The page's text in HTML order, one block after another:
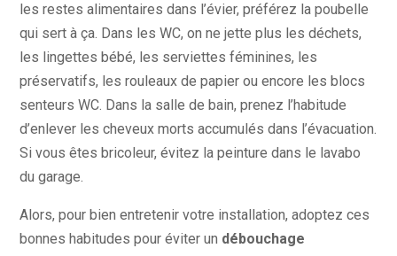
les restes alimentaires dans l’évier, préférez la poubelle
qui sert à ça. Dans les WC, on ne jette plus les déchets,
les lingettes bébé, les serviettes féminines, les
préservatifs, les rouleaux de papier ou encore les blocs
senteurs WC. Dans la salle de bain, prenez l’habitude
d’enlever les cheveux morts accumulés dans l’évacuation.
Si vous êtes bricoleur, évitez la peinture dans le lavabo
du garage.
Alors, pour bien entretenir votre installation, adoptez ces
bonnes habitudes pour éviter un débouchage